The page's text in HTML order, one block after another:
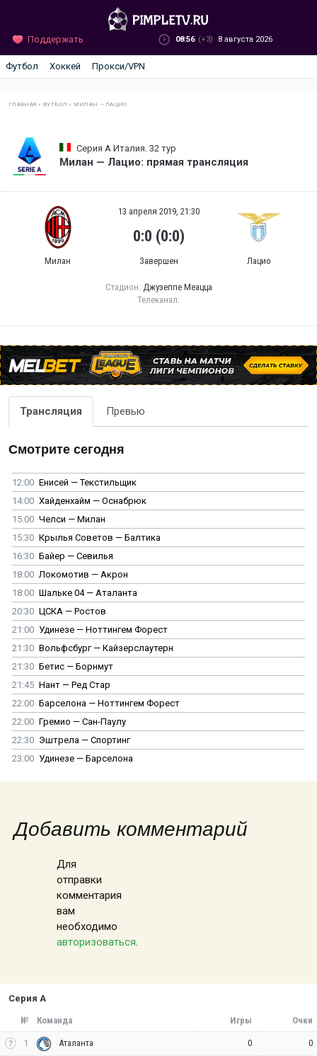
Поддержать 08:56 (+3) 8 августа 2026
Футбол Хоккей Прокси/VPN
ГЛАВНАЯ »ФУТБОЛ » МИЛАН — ЛАЦИО
Серия А Италия. 32 тур
Милан — Лацио: прямая трансляция
Милан
13 апреля 2019, 21:30
0:0 (0:0)
Завершен Лацио
Стадион: Джузеппе Меацца
Телеканал:
Трансляция Превью
Смотрите сегодня
12:00 Енисей — Текстильщик
14:00 Хайденхайм — Оснабрюк
15:00 Челси — Милан
15:30 Крылья Советов — Балтика
16:30 Байер — Севилья
18:00 Локомотив — Акрон
18:00 Шальке 04 — Аталанта
20:30 ЦСКА — Ростов
21:00 Удинезе — Ноттингем Форест
21:30 Вольфсбург — Кайзерслаутерн
21:30 Бетис — Борнмут
21:45 Нант — Ред Стар
22:00 Барселона — Ноттингем Форест
22:00 Гремио — Сан-Паулу
22:30 Эштрела — Спортинг
23:00 Удинезе — Барселона
Добавить комментарий
Для
отправки
комментария
вам
необходимо
авторизоваться.
Серия А
№ Команда Игры Очки
1 Аталанта 0 0